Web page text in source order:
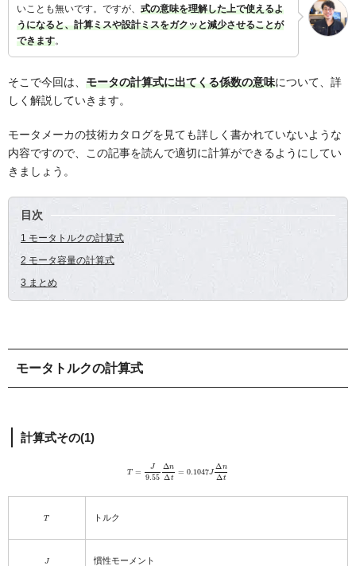
いことも無いです。ですが、 式の意味を理解した上で使えるよ
うになると、計算ミスや設計ミスをガクッと減少させることが
できます。
そこで今回は、 モータの計算式に出てくる係数の意味について、詳
しく解説していきます。
モータメーカの技術カタログを見ても詳しく書かれていないような
内容ですので、この記事を読んで適切に計算ができるようにしてい
きましょう。
目次
1 モータトルクの計算式
2 モータ容量の計算式
3 まとめ
モータトルクの計算式
計算式その(1)
Δ Δt 0.1047J
T トルク
J 慣性モーメント